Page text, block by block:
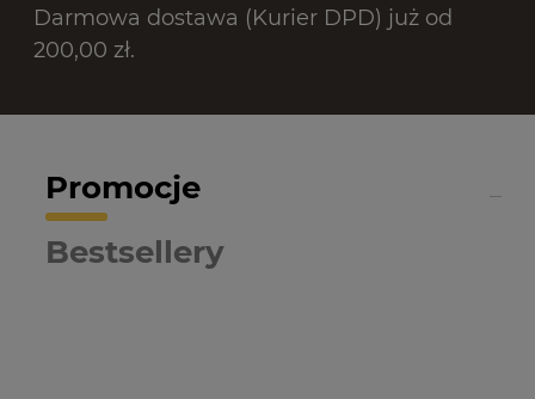
Darmowa dostawa (Kurier DPD) już od
200,00 zł.
Promocje
Bestsellery